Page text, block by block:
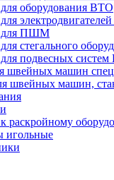
для оборудования ВТО
для ПШМ
стегального
для подвесных
швейных машин
швейных машин,
раскройному
игольные